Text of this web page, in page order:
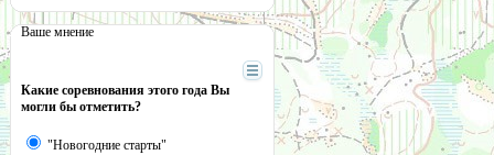
Ваше мнение
Какие соревнования этого года Вы
могли бы отметить?
"Новогодние старты"